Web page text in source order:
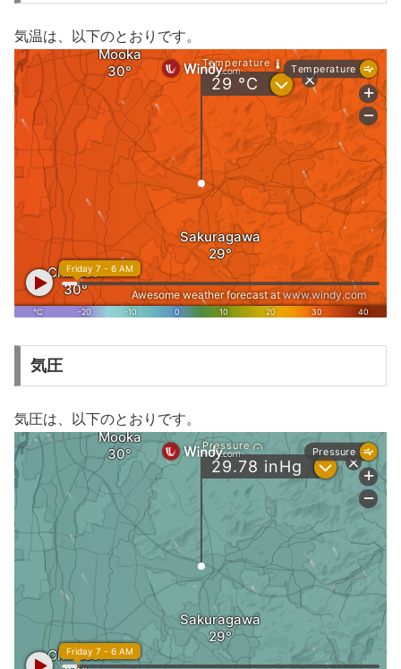
気温は、以下のとおりです。
気圧
気圧は、以下のとおりです。